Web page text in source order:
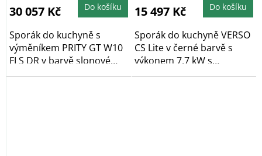
5,0
z
hvězdiček.
30 057 Kč Do košíku
Sporák do kuchyně s
výměníkem PRITY GT W10
FI S DR v barvě slonové
kosti...
15 497 Kč Do košíku
Sporák do kuchyně VERSO
CS Lite v černé barvě s
výkonem 7,7 kW s
proskleným topeništěm,...